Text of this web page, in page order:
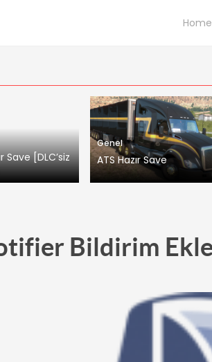
Home
Save [DLC’siz
Genel
ATS Hazır Save
Bildirim